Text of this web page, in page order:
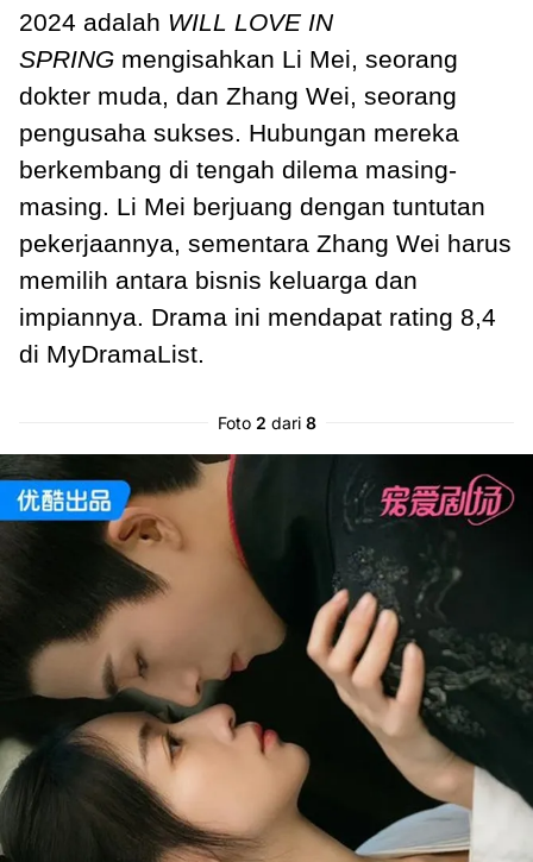
2024 adalah WILL LOVE IN
SPRING mengisahkan Li Mei, seorang
dokter muda, dan Zhang Wei, seorang
pengusaha sukses. Hubungan mereka
berkembang di tengah dilema masing-
masing. Li Mei berjuang dengan tuntutan
pekerjaannya, sementara Zhang Wei harus
memilih antara bisnis keluarga dan
impiannya. Drama ini mendapat rating 8,4
di MyDramaList.
Foto 2 dari 8